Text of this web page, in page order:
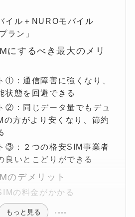
イル＋NUROモバイル
ラン」
にするべき最大のメリ
①：通信障害に強くなり、
状態を回避できる
②：同じデータ量でもデュ
の方がより安くなり、節約
③：２つの格安SIM事業者
良いとこどりができる
のデメリット
の料金がかかる
もっと見る